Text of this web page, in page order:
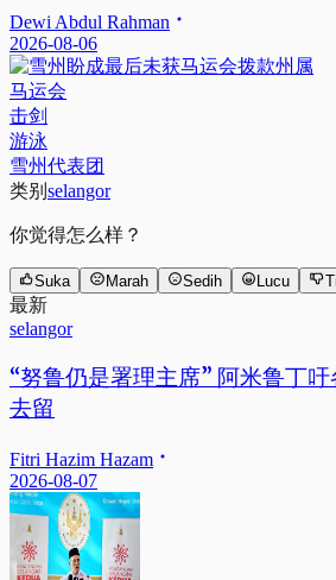
Dewi Abdul Rahman
2026-08-06
马运会
击剑
游泳
雪州代表团
类别 selangor
你觉得怎么样？
Suka Marah Sedih Lucu
最新
selangor
“努鲁仍是署理主席” 阿米鲁丁
去留
Fitri Hazim Hazam
2026-08-07